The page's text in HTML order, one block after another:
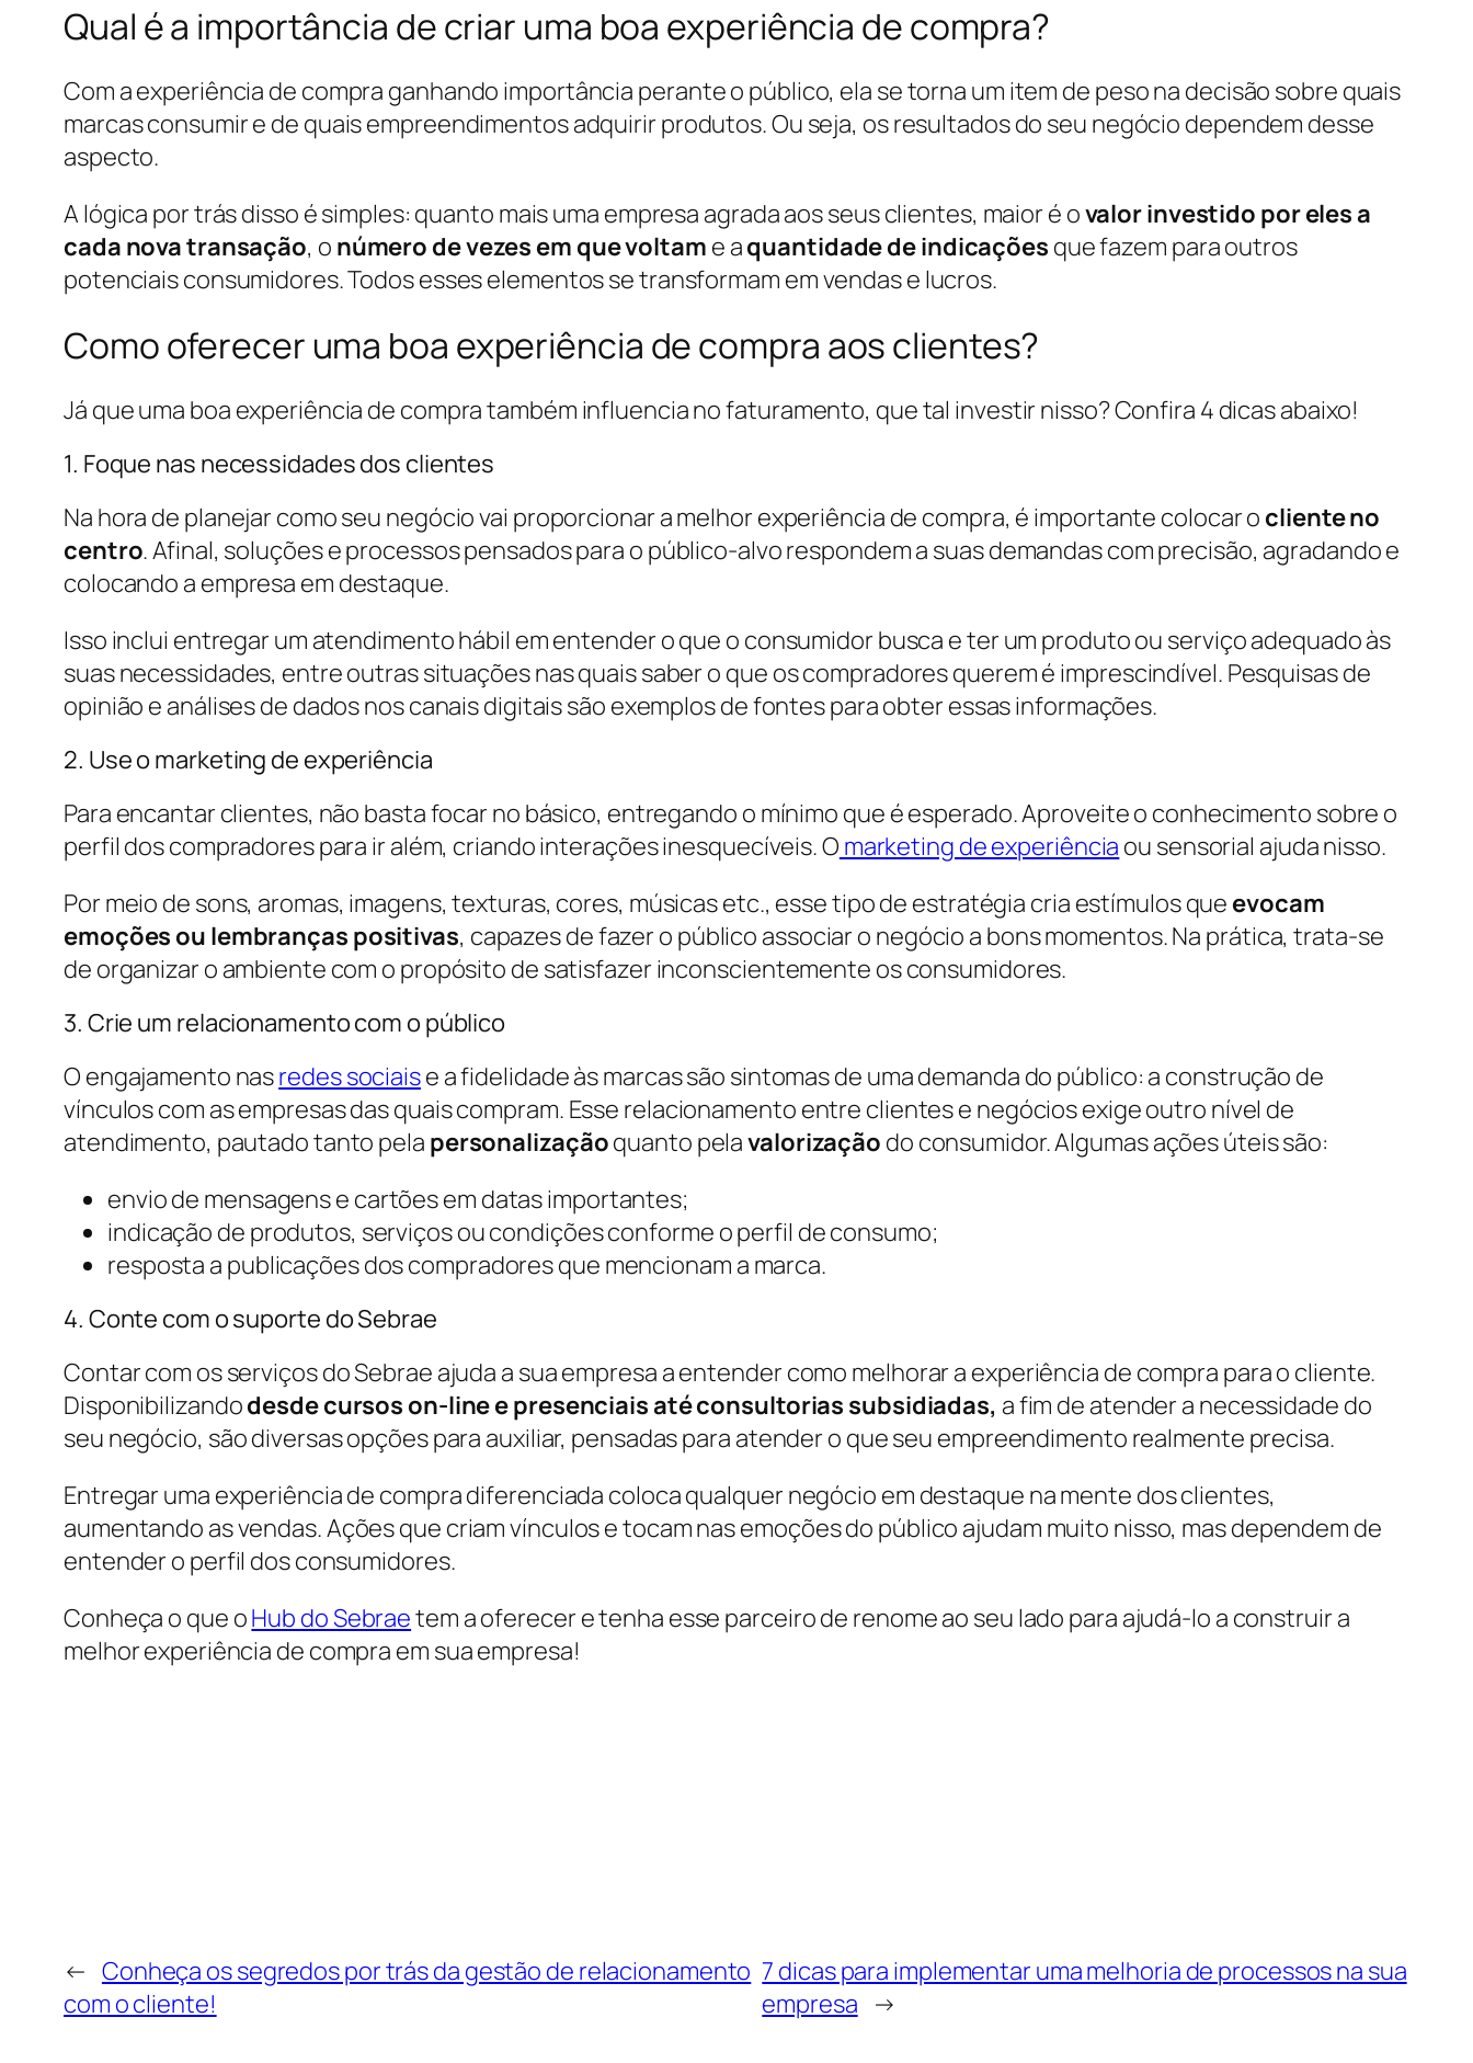
Qual é a importância de criar uma boa experiência de compra?
Com a experiência de compra ganhando importância perante o público, ela se torna um item de peso na decisão sobre quais
marcas consumir e de quais empreendimentos adquirir produtos. Ou seja, os resultados do seu negócio dependem desse
aspecto.
A lógica por trás disso é simples: quanto mais uma empresa agrada aos seus clientes, maior é ovalor investido por eles a
cada nova transação, o número de vezes em que voltam e aquantidade de indicações que fazem para outros
potenciais consumidores. Todos esses elementos se transformam em vendas e lucros.
Como oferecer uma boa experiência de compra aos clientes?
Já que uma boa experiência de compra também influencia no faturamento, que tal investir nisso? Confira 4 dicas abaixo!
1. Foque nas necessidades dos clientes
Na hora de planejar como seu negócio vai proporcionar a melhor experiência de compra, é importante colocar o cliente no
centro. Afinal, soluções e processos pensados para o público-alvo respondem a suas demandas com precisão, agradando e
colocando a empresa em destaque.
Isso inclui entregar um atendimento hábil em entender o que o consumidor busca e ter um produto ou serviço adequado às
suas necessidades, entre outras situações nas quais saber o que os compradores querem é imprescindível. Pesquisas de
opinião e análises de dados nos canais digitais são exemplos de fontes para obter essas informações.
2. Use o marketing de experiência
Para encantar clientes, não basta focar no básico, entregando o mínimo que é esperado. Aproveite o conhecimento sobre o
perfil dos compradores para ir além, criando interações inesquecíveis. O marketing de experiência ou sensorial ajuda nisso.
Por meio de sons, aromas, imagens, texturas, cores, músicas etc., esse tipo de estratégia cria estímulos que evocam
emoções ou lembranças positivas, capazes de fazer o público associar o negócio a bons momentos. Na prática, trata-se
de organizar o ambiente com o propósito de satisfazer inconscientemente os consumidores.
3. Crie um relacionamento com o público
O engajamento nasredes sociaise a fidelidade às marcas são sintomas de uma demanda do público: a construção de
vínculos com as empresas das quais compram. Esse relacionamento entre clientes e negócios exige outro nível de
atendimento, pautado tanto pela personalizaçãoquanto pelavalorização do consumidor. Algumas ações úteis são:
envio de mensagens e cartões em datas importantes;
indicação de produtos, serviços ou condições conforme o perfil de consumo;
resposta a publicações dos compradores que mencionam a marca.
4. Conte com o suporte do Sebrae
Contar com os serviços do Sebrae ajuda a sua empresa a entender como melhorar a experiência de compra para o cliente.
Disponibilizandodesde cursos on-line e presenciais até consultorias subsidiadas, a fim de atender a necessidade do
seu negócio, são diversas opções para auxiliar, pensadas para atender o que seu empreendimento realmente precisa.
Entregar uma experiência de compra diferenciada coloca qualquer negócio em destaque na mente dos clientes,
aumentando as vendas. Ações que criam vínculos e tocam nas emoções do público ajudam muito nisso, mas dependem de
entender o perfil dos consumidores.
Conheça o que oHub do Sebraetem a oferecer e tenha esse parceiro de renome ao seu lado para ajudá-lo a construir a
melhor experiência de compra em sua empresa!
← Conheça os segredos por trás da gestão de relacionamento
com o cliente!
7 dicas para implementar uma melhoria de processos na sua
empresa →